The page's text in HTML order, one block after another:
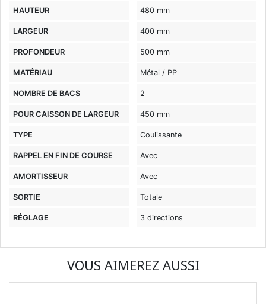
HAUTEUR 480 mm
LARGEUR 400 mm
PROFONDEUR 500 mm
MATÉRIAU Métal / PP
NOMBRE DE BACS 2
POUR CAISSON DE LARGEUR 450 mm
TYPE Coulissante
RAPPEL EN FIN DE COURSE Avec
AMORTISSEUR Avec
SORTIE Totale
RÉGLAGE 3 directions
VOUS AIMEREZ AUSSI